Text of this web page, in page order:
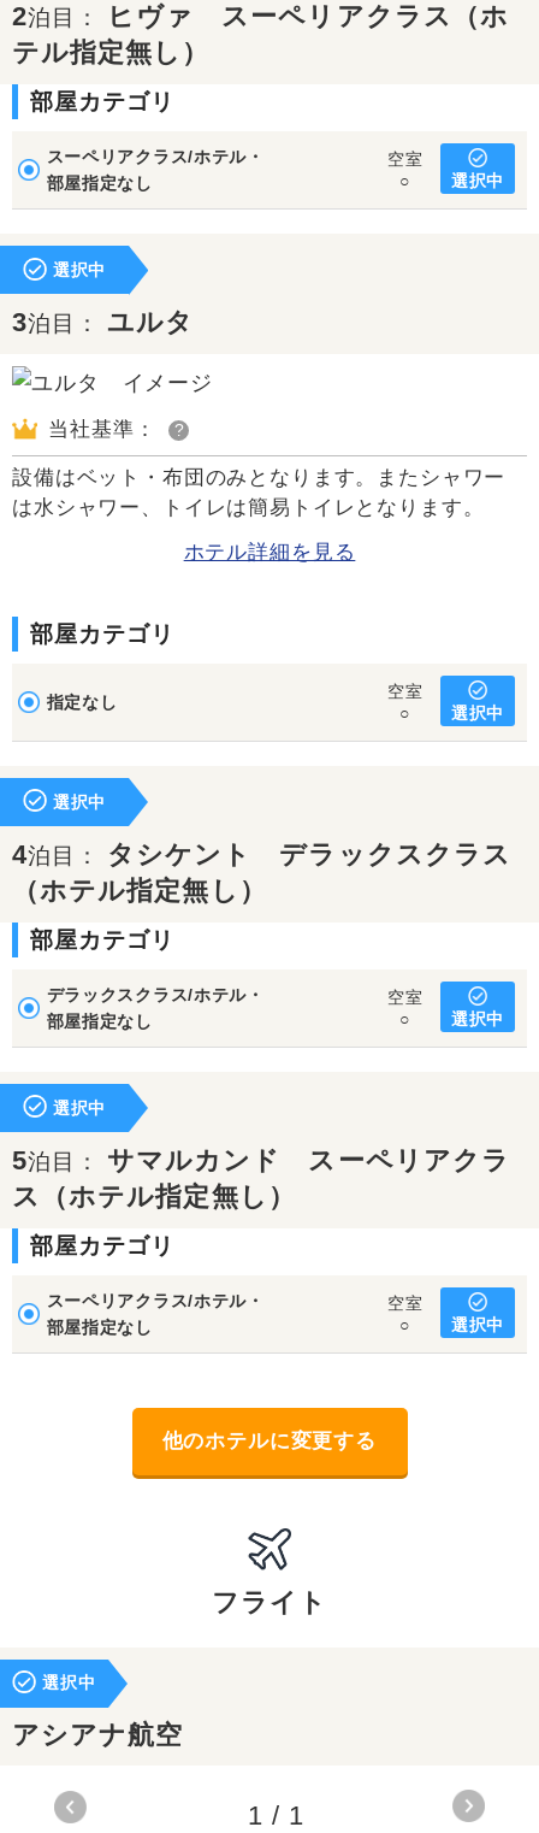
2泊目：
ヒヴァ スーペリアクラス（ホ
テル指定無し）
部屋カテゴリ
スーペリアクラス/ホテル・
部屋指定なし
空室
○
選択中
選択中
3泊目： ユルタ
当社基準： ?
設備はベット・布団のみとなります。またシャワー
は水シャワー、トイレは簡易トイレとなります。
ホテル詳細を見る
部屋カテゴリ
指定なし
空室
○
選択中
選択中
4泊目： タシケント デラックスクラス
（ホテル指定無し）
部屋カテゴリ
デラックスクラス/ホテル・
部屋指定なし
空室
○
選択中
選択中
5泊目： サマルカンド スーペリアクラ
ス（ホテル指定無し）
部屋カテゴリ
スーペリアクラス/ホテル・
部屋指定なし
空室
○
選択中
他のホテルに変更する
フライト
選択中
アシアナ航空
1 / 1